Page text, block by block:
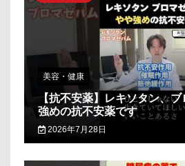
美容・健康
【抗不安薬】レキソタン、
強めの抗不安薬です
2026年7月28日